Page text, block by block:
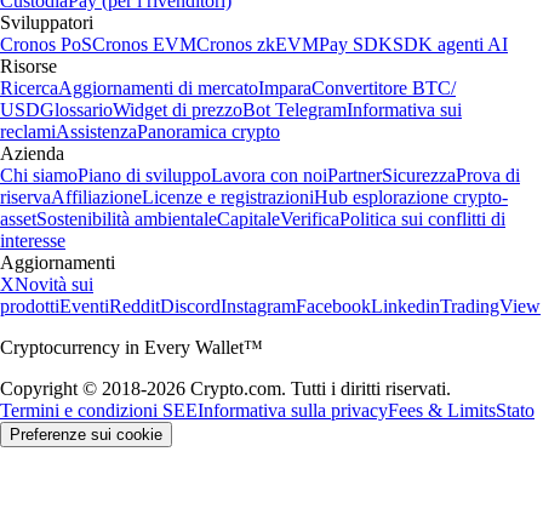
Sviluppatori
Cronos PoSCronos EVMCronos zkEVMPay SDKSDK agenti AI
Risorse
RicercaAggiornamenti di mercatoImparaConvertitore BTC/
USDGlossarioWidget di prezzoBot TelegramInformativa sui
reclamiAssistenzaPanoramica crypto
Azienda
Chi siamoPiano di sviluppoLavora con noiPartnerSicurezzaProva di
riservaAffiliazioneLicenze e registrazioniHub esplorazione crypto-
assetSostenibilità ambientaleCapitaleVerificaPolitica sui conflitti di
interesse
Aggiornamenti
XNovità sui
prodottiEventiRedditDiscordInstagramFacebookLinkedinTradingView
Cryptocurrency in Every Wallet™
Copyright © 2018-2026 Crypto.com. Tutti i diritti riservati.
Termini e condizioni SEEInformativa sulla privacyFees & LimitsStato
Preferenze sui cookie